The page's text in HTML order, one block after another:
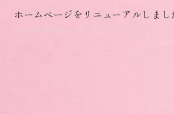
ホームページをリニューアルしまし